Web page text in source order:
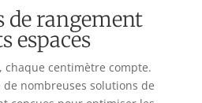
de rangement
espaces
chaque centimètre compte.
nombreuses solutions de